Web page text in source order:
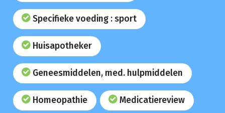
Specifieke voeding : sport
Huisapotheker
Geneesmiddelen, med. hulpmiddelen
Homeopathie Medicatiereview